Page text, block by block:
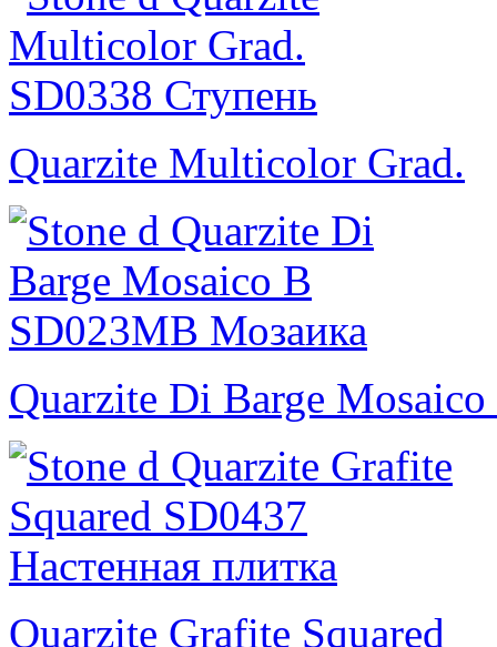
Quarzite Multicolor Grad.
Quarzite Di Barge
Quarzite Grafite Squared